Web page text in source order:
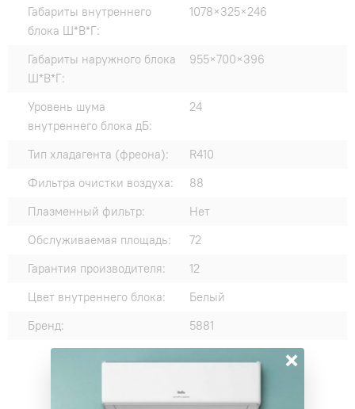
Габариты внутреннего
блока Ш*В*Г:
1078×325×246
Габариты наружного блока
Ш*В*Г:
955×700×396
Уровень шума
внутреннего блока дБ:
24
Тип хладагента (фреона):
R410
Фильтра очистки воздуха:
88
Плазменный фильтр:
Нет
Обслуживаемая площадь:
72
Гарантия производителя:
12
Цвет внутреннего блока:
Белый
Бренд:
5881
×